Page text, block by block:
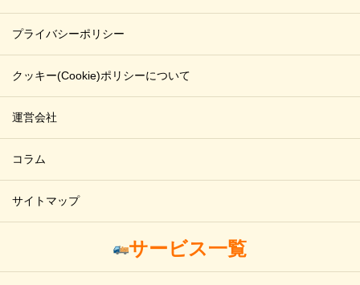
プライバシーポリシー
クッキー(Cookie)ポリシーについて
運営会社
コラム
サイトマップ
サービス一覧